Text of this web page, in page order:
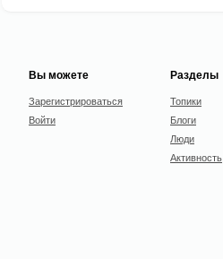
Вы можете
Зарегистрироваться
Войти
Разделы
Топики
Блоги
Люди
Активность